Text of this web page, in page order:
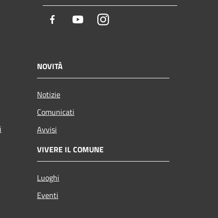
Facebook YoutubeInstagram
NOVITÀ
Notizie
Comunicati
Avvisi
VIVERE IL COMUNE
Luoghi
Eventi